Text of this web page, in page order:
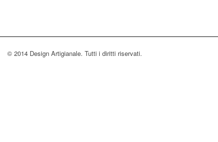
© 2014 Design Artigianale. Tutti i diritti riservati.